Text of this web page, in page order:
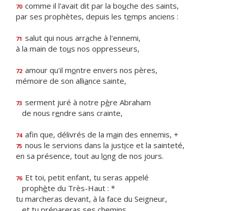
70 comme il l'avait dit par la bouche des saints,
par ses prophètes, depuis les temps anciens :
71 salut qui nous arrache à l'ennemi,
à la main de tous nos oppresseurs,
72 amour qu'il montre envers nos pères,
mémoire de son alliance sainte,
73 serment juré à notre père Abraham
de nous rendre sans crainte,
74 afin que, délivrés de la main des ennemis, +
75 nous le servions dans la justice et la sainteté,
en sa présence, tout au long de nos jours.
76 Et toi, petit enfant, tu seras appelé
prophète du Très-Haut : *
tu marcheras devant, à la face du Seigneur,